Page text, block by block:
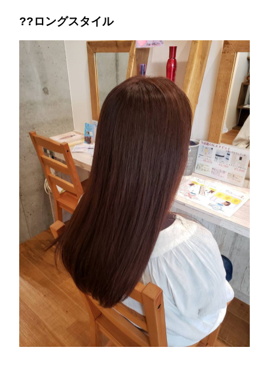
??ロングスタイル